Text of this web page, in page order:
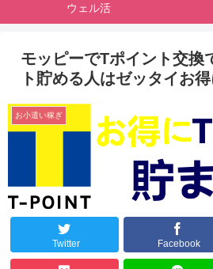
ウェル活
モッピーでTポイント交換
ト貯める人はゼッタイお
お小遣い稼ぎ
Twitter Facebook